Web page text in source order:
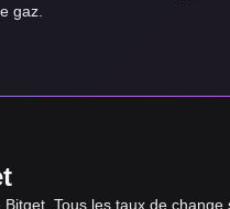
gaz.
Tous les taux de